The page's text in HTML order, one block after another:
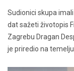
Sudionici skupa
dat sažeti životopis
Zagrebu Dragan
je priredio na